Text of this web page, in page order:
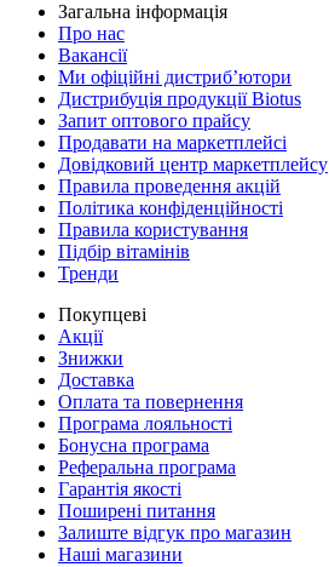
Загальна інформація
Про нас
Вакансії
Ми офіційні дистриб’ютори
Дистрибуція продукції Biotus
Запит оптового прайсу
Продавати на маркетплейсі
Довідковий центр маркетплейсу
Правила проведення акцій
Політика конфіденційності
Правила користування
Підбір вітамінів
Тренди
Покупцеві
Акції
Знижки
Доставка
Оплата та повернення
Програма лояльності
Бонусна програма
Реферальна програма
Гарантія якості
Поширені питання
Залиште відгук про магазин
Наші магазини